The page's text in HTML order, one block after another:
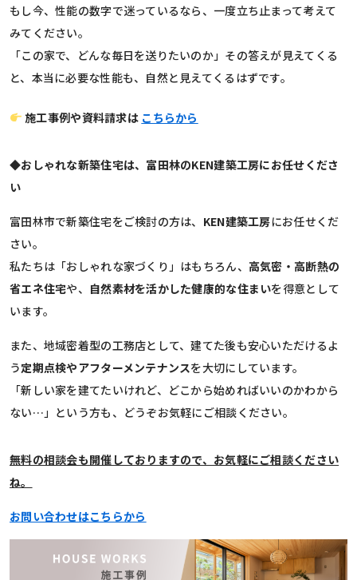
もし今、性能の数字で迷っているなら、一度立ち止まって考えて
みてください。
「この家で、どんな毎日を送りたいのか」その答えが見えてくる
と、本当に必要な性能も、自然と見えてくるはずです。
施工事例や資料請求は こちらから
◆おしゃれな新築住宅は、富田林のKEN建築工房にお任せくださ
い
富田林市で新築住宅をご検討の方は、 KEN建築工房にお任せくだ
さい。
私たちは「おしゃれな家づくり」はもちろん、 高気密・高断熱の
省エネ住宅や、 自然素材を活かした健康的な住まいを得意として
います。
また、地域密着型の工務店として、建てた後も安心いただけるよ
う定期点検やアフターメンテナンスを大切にしています。
「新しい家を建てたいけれど、どこから始めればいいのかわから
ない…」という方も、どうぞお気軽にご相談ください。
無料の相談会も開催しておりますので、お気軽にご相談ください
ね。
お問い合わせはこちらから